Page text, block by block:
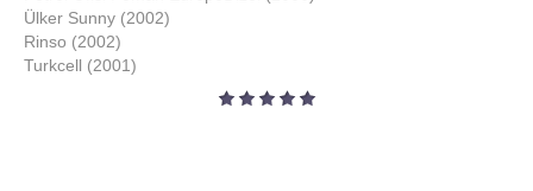
Ülker Sunny (2002)
Rinso (2002)
Turkcell (2001)